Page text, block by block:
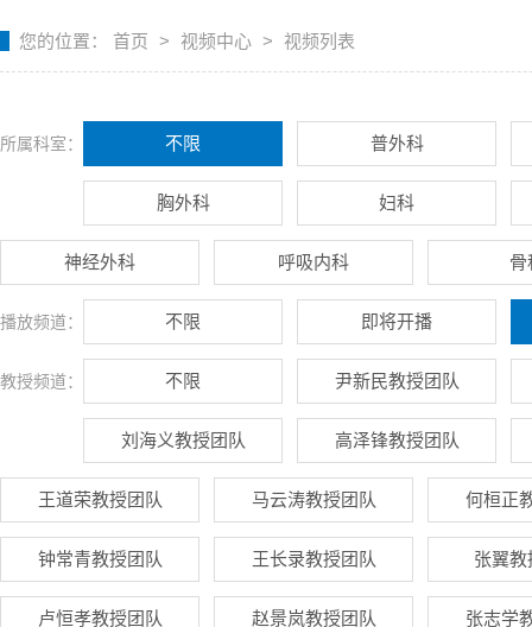
您的位置： 首页 > 视频中心 > 视频列表
所属科室： 不限 普外科
胸外科 妇科
神经外科 呼吸内科 骨
播放频道： 不限 即将开播
教授频道： 不限 尹新民教授团队
刘海义教授团队 高泽锋教授团队
王道荣教授团队 马云涛教授团队 何桓正
钟常青教授团队 王长录教授团队 张翼
卢恒孝教授团队 赵景岚教授团队 张志学